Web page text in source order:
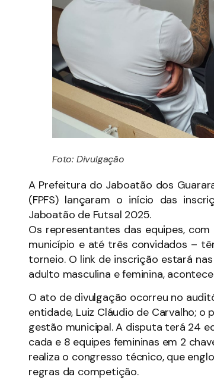
Foto: Divulgação
A Prefeitura do Jaboatão dos
(FPFS) lançaram o início das
Jaboatão de Futsal 2025.
Os representantes das equipes,
município e até três convidados –
torneio. O link de inscrição estará
adulto masculina e feminina,
O ato de divulgação ocorreu no
entidade, Luiz Cláudio de Carvalho;
gestão municipal. A disputa terá 24
cada e 8 equipes femininas em 2
realiza o congresso técnico, que
regras da competição.